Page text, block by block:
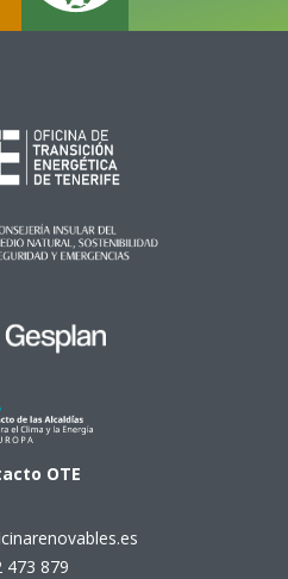
OTE
473 879